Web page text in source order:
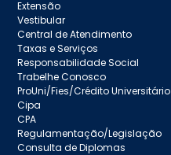
Extensão
Vestibular
Central de Atendimento
Taxas e Serviços
Responsabilidade Social
Trabelhe Conosco
ProUni/Fies/Crédito Universitário
Cipa
CPA
Regulamentação/Legislação
Consulta de Diplomas